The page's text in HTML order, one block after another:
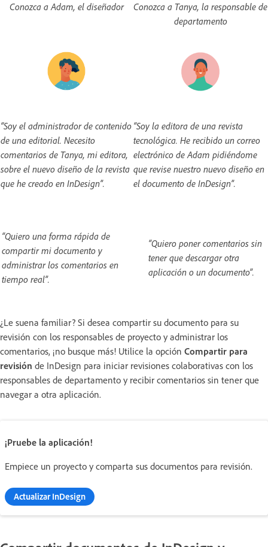
Conozca a Adam, el diseñador
Conozca a Tanya, la responsable de
departamento
“Soy el administrador de contenido
de una editorial. Necesito
comentarios de Tanya, mi editora,
sobre el nuevo diseño de la revista
que he creado en InDesign”.
“Soy la editora de una revista
tecnológica. He recibido un correo
electrónico de Adam pidiéndome
que revise nuestro nuevo diseño en
el documento de InDesign”.
“Quiero una forma rápida de
compartir mi documento y
administrar los comentarios en
tiempo real”.
“Quiero poner comentarios sin
tener que descargar otra
aplicación o un documento”.
¿Le suena familiar? Si desea compartir su documento para su
revisión con los responsables de proyecto y administrar los
comentarios, ¡no busque más! Utilice la opción Compartir para
revisión de InDesign para iniciar revisiones colaborativas con los
responsables de departamento y recibir comentarios sin tener que
navegar a otra aplicación.
¡Pruebe la aplicación!
Empiece un proyecto y comparta sus documentos para revisión.
Actualizar InDesign